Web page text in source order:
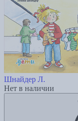
Шнайдер Л.
Нет в наличии